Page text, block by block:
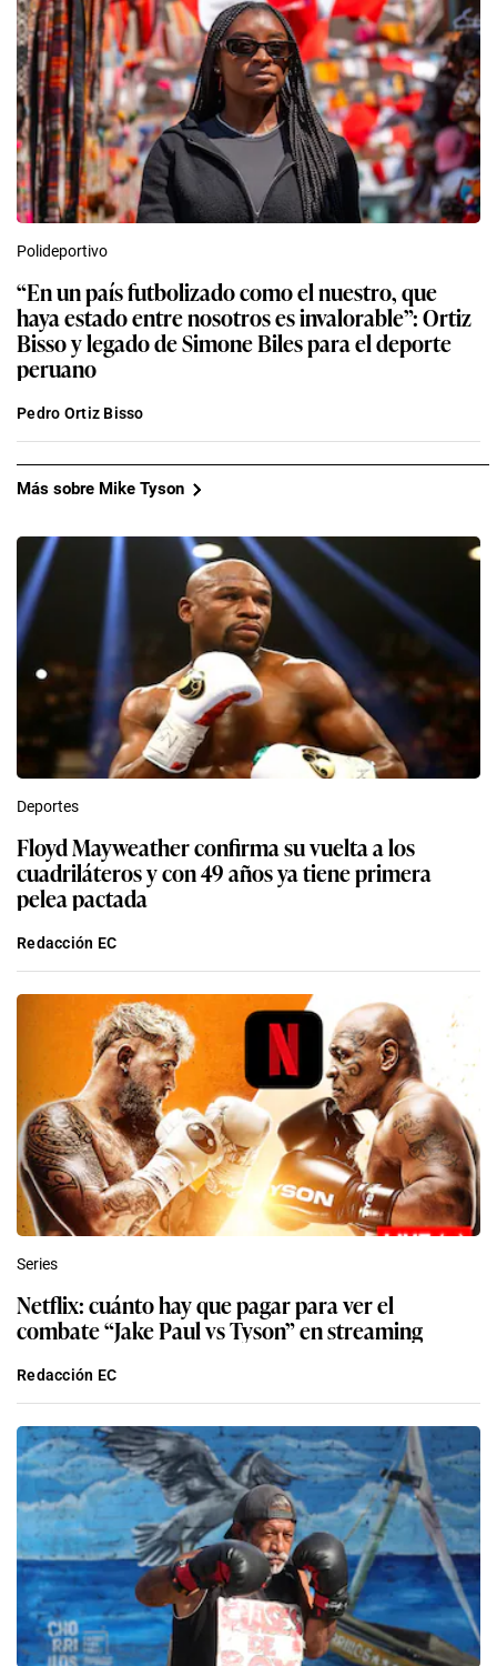
Polideportivo
“En un país futbolizado como el nuestro, que
haya estado entre nosotros es invalorable”: Ortiz
Bisso y legado de Simone Biles para el deporte
peruano
Pedro Ortiz Bisso
Más sobre Mike Tyson
Deportes
Floyd Mayweather confirma su vuelta a los
cuadriláteros y con 49 años ya tiene primera
pelea pactada
Redacción EC
Series
Netflix: cuánto hay que pagar para ver el
combate “Jake Paul vs Tyson” en streaming
Redacción EC